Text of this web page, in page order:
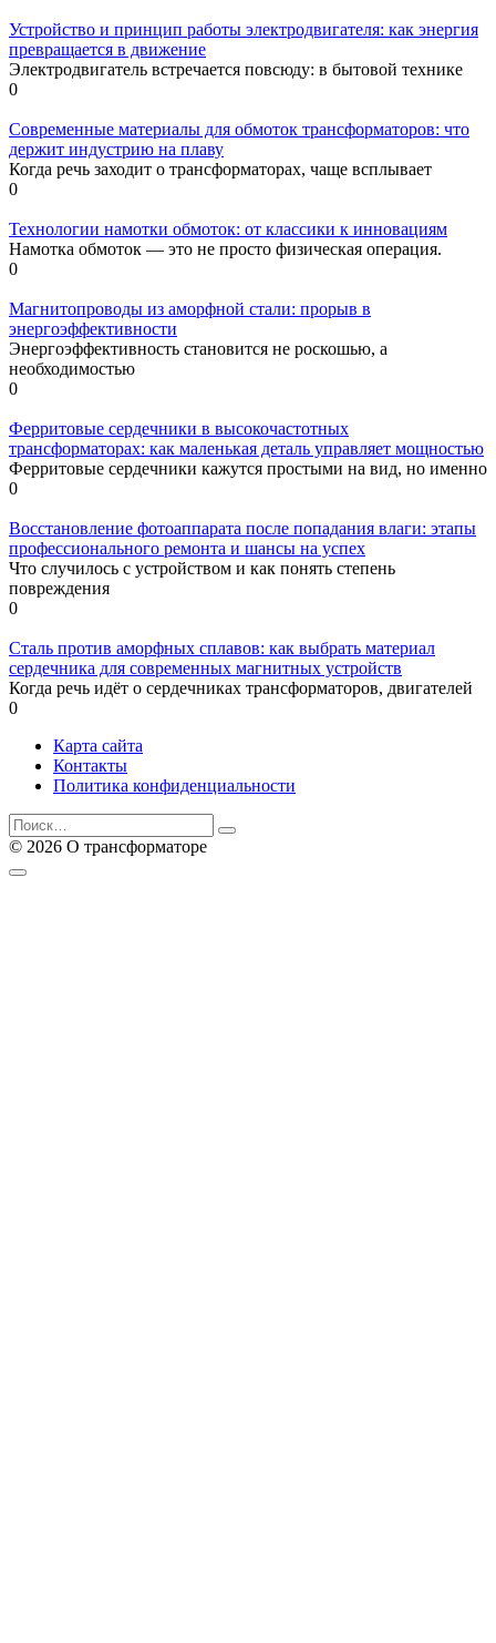
Устройство и принцип работы электродвигателя: как энергия
превращается в движение
Электродвигатель встречается повсюду: в бытовой технике
0
Современные материалы для обмоток трансформаторов: что
держит индустрию на плаву
Когда речь заходит о трансформаторах, чаще всплывает
0
Технологии намотки обмоток: от классики к инновациям
Намотка обмоток — это не просто физическая операция.
0
Магнитопроводы из аморфной стали: прорыв в
энергоэффективности
Энергоэффективность становится не роскошью, а
необходимостью
0
Ферритовые сердечники в высокочастотных
трансформаторах: как маленькая деталь управляет мощностью
Ферритовые сердечники кажутся простыми на вид, но именно
0
Восстановление фотоаппарата после попадания влаги: этапы
профессионального ремонта и шансы на успех
Что случилось с устройством и как понять степень
повреждения
0
Сталь против аморфных сплавов: как выбрать материал
сердечника для современных магнитных устройств
Когда речь идёт о сердечниках трансформаторов, двигателей
0
Карта сайта
Контакты
Политика конфиденциальности
Search
for:
© 2026 О трансформаторе